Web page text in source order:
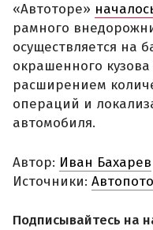
«Автоторе»
рамного
осуществляется на
окрашенного
расширением
операций и
автомобиля.
Автор: Иван Бахарев
Источники:
Подписывайтесь на